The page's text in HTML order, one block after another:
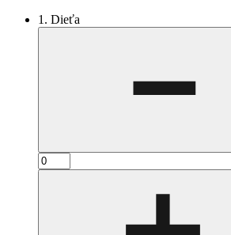
1. Dieťa